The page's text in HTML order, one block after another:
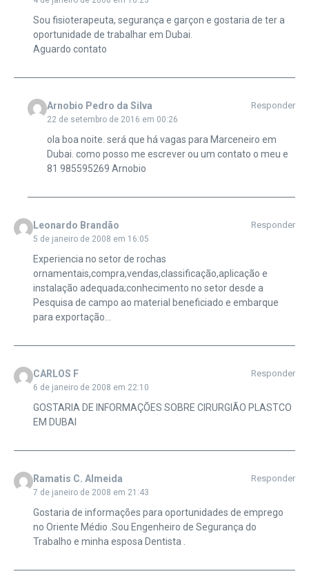
Sou fisioterapeuta, segurança e garçon e gostaria de ter a
oportunidade de trabalhar em Dubai.
Aguardo contato
Arnobio Pedro da Silva
22 de setembro de 2016 em 00:26
Responder
ola boa noite. será que há vagas para Marceneiro em
Dubai. como posso me escrever ou um contato o meu e
81 985595269 Arnobio
Leonardo Brandão
5 de janeiro de 2008 em 16:05
Responder
Experiencia no setor de rochas
ornamentais,compra,vendas,classificação,aplicação e
instalação adequada;conhecimento no setor desde a
Pesquisa de campo ao material beneficiado e embarque
para exportação…
CARLOS F
6 de janeiro de 2008 em 22:10
Responder
GOSTARIA DE INFORMAÇÕES SOBRE CIRURGIÃO PLASTCO
EM DUBAI
Ramatis C. Almeida
7 de janeiro de 2008 em 21:43
Responder
Gostaria de informações para oportunidades de emprego
no Oriente Médio .Sou Engenheiro de Segurança do
Trabalho e minha esposa Dentista .